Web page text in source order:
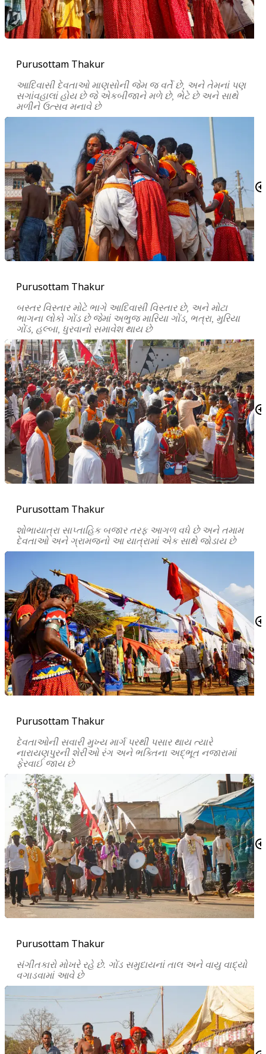
Purusottam Thakur
આદિવાસી દેવતાઓ માણસોની જેમ જ વર્તે છે, અને તેમનાં પણ
સગાંવહાલાં હોય છે જે એકબીજાને મળે છે, ભેટે છે અને સાથે
મળીને ઉત્સવ મનાવે છે
Purusottam Thakur
બસ્તર વિસ્તાર મોટે ભાગે આદિવાસી વિસ્તાર છે, અને મોટા
ભાગના લોકો ગોંડ છે જેમાં અભુજ મારિયા ગોંડ, ભત્રા, મુરિયા
ગોંડ, હલ્બા, ધુરવાનો સમાવેશ થાય છે
Purusottam Thakur
શોભાયાત્રા સાપ્તાહિક બજાર તરફ આગળ વધે છે અને તમામ
દેવતાઓ અને ગ્રામજનો આ યાત્રામાં એક સાથે જોડાય છે
Purusottam Thakur
દેવતાઓની સવારી મુખ્ય માર્ગ પરથી પસાર થાય ત્યારે
નારાયણપુરની શેરીઓ રંગ અને ભક્તિના અદ્ભૂત નજારામાં
ફેરવાઈ જાય છે
Purusottam Thakur
સંગીતકારો મોખરે રહે છે. ગોંડ સમુદાયનાં તાલ અને વાયુ વાદ્યો
વગાડવામાં આવે છે